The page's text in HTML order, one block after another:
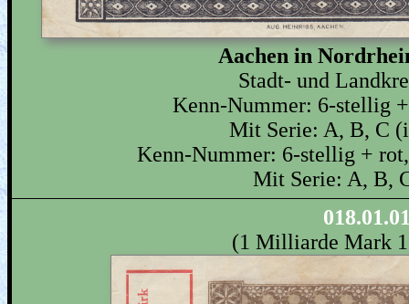
Aachen in
Stadt- und
Kenn-Nummer: 6-stellig
Mit Serie: A, B, C
Kenn-Nummer: 6-stellig +
Mit Serie: A, B,
(1 Milliarde Mark